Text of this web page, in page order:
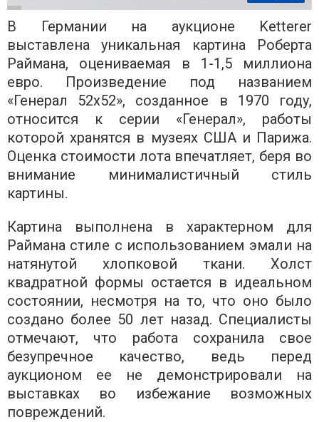
В Германии на аукционе Ketterer
выставлена ​​уникальная картина Роберта
Раймана, оцениваемая в 1-1,5 миллиона
евро. Произведение под названием
«Генерал 52х52», созданное в 1970 году,
относится к серии «Генерал», работы
которой хранятся в музеях США и Парижа.
Оценка стоимости лота впечатляет, беря во
внимание минималистичный стиль
картины.
Картина выполнена в характерном для
Раймана стиле с использованием эмали на
натянутой хлопковой ткани. Холст
квадратной формы остается в идеальном
состоянии, несмотря на то, что оно было
создано более 50 лет назад. Специалисты
отмечают, что работа сохранила свое
безупречное качество, ведь перед
аукционом ее не демонстрировали на
выставках во избежание возможных
повреждений.